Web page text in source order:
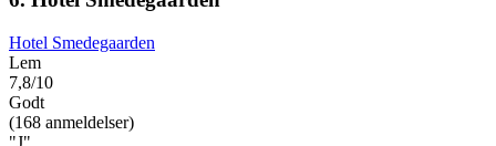
Hotel Smedegaarden
Lem
7,8/10
Godt
(168 anmeldelser)
"J"